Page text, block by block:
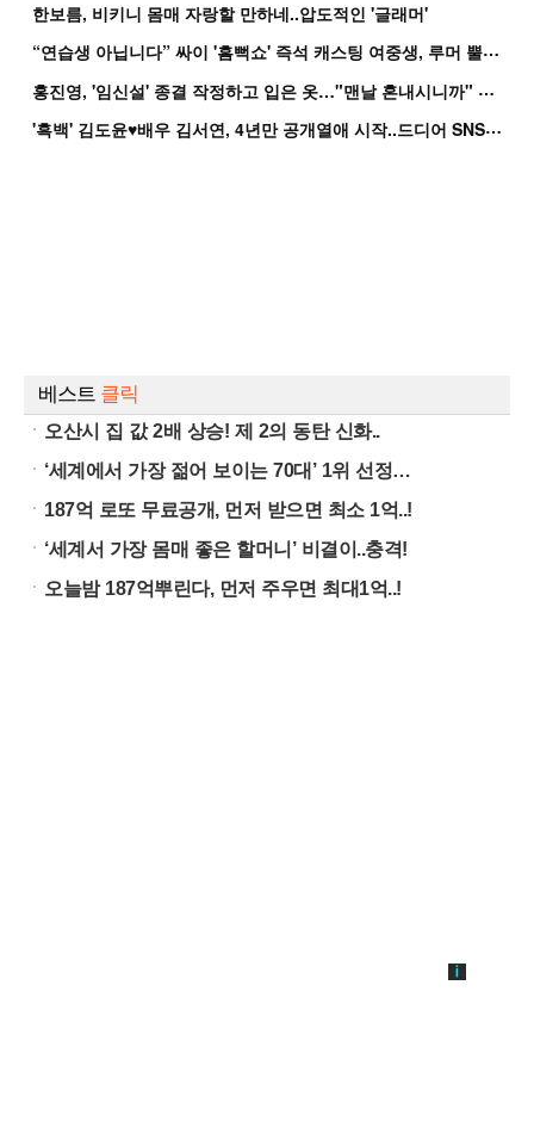
한보름, 비키니 몸매 자랑할 만하네..압도적인 '글래머'
“
연습생 아닙니다” 싸이 '흠뻑쇼' 즉석 캐스팅 여중생, 루머 뿔났다[Oh!쎈 이...
홍
진영, '임신설' 종결 작정하고 입은 옷…"맨날 혼내시니까" 억울
'
흑백' 김도윤♥배우 김서연, 4년만 공개열애 시작..드디어 SNS에 노출 [핫피...